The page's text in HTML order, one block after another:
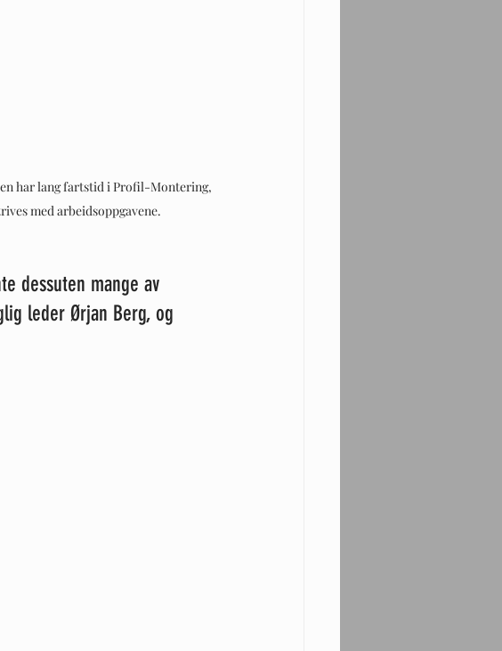
har lang fartstid i Profil-Montering,
med arbeidsoppgavene.
dessuten mange av
leder Ørjan Berg, og